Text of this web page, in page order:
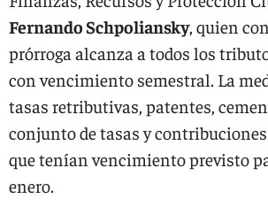
Fernando Schpoliansky, quien
prórroga alcanza a todos los
con vencimiento semestral. La
tasas retributivas, patentes,
conjunto de tasas y
que tenían vencimiento previsto
enero.